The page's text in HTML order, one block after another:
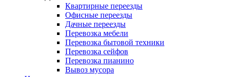
Квартирные переезды
Офисные переезды
Дачные переезды
Перевозка мебели
Перевозка бытовой техники
Перевозка сейфов
Перевозка пианино
Вывоз мусора